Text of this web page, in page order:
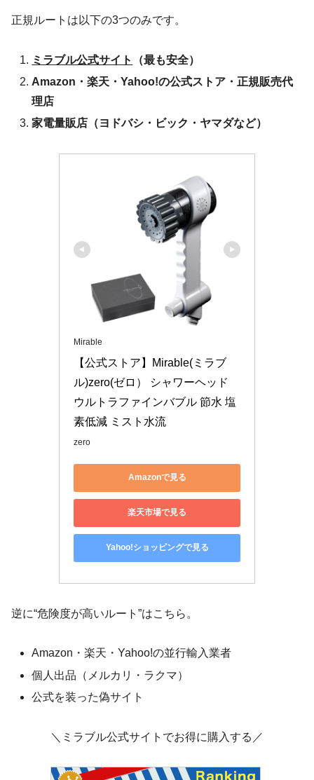
正規ルートは以下の3つのみです。
ミラブル公式サイト
（最も安全）
Amazon・楽天・Yahoo!の公式ストア・正規販売代
理店
家電量販店（ヨドバシ・ビック・ヤマダなど）
Mirable
【公式ストア】Mirable(ミラブ
ル)zero(ゼロ） シャワーヘッド
ウルトラファインバブル 節水 塩
素低減 ミスト水流
zero
Amazonで見る
楽天市場で見る
Yahoo!ショッピングで見る
逆に“危険度が高いルート”はこちら。
Amazon・楽天・Yahoo!の並行輸入業者
個人出品（メルカリ・ラクマ）
公式を装った偽サイト
＼ミラブル公式サイトでお得に購入する／